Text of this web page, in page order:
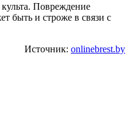
Повреждение
быть и строже в связи с
Источник: onlinebrest.by